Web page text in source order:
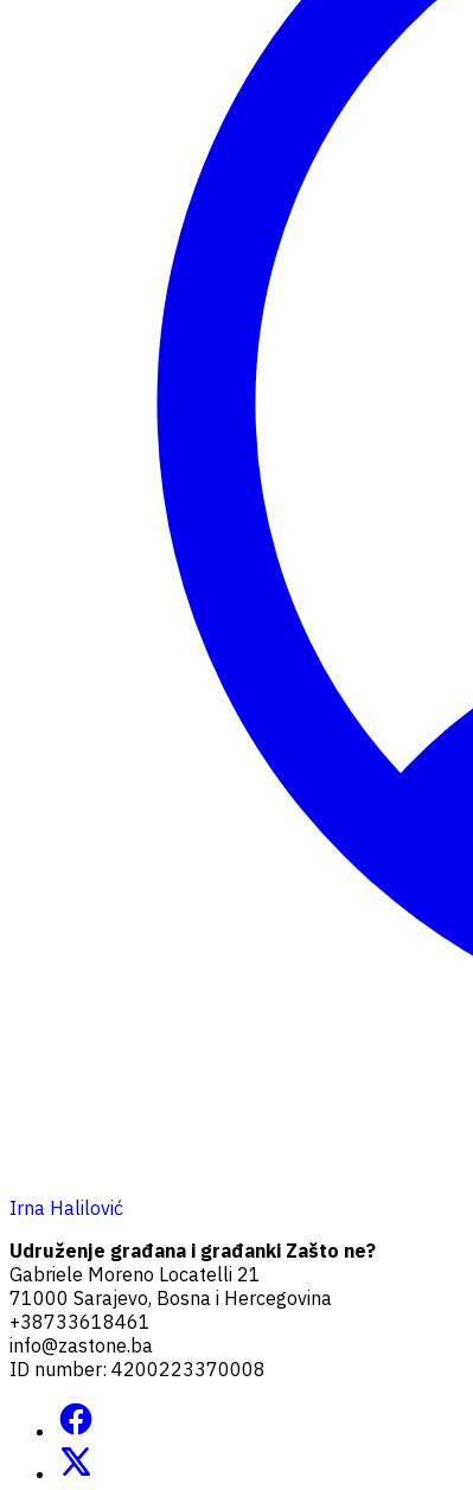
Irna Halilović
Udruženje građana i građanki Zašto ne?
Gabriele Moreno Locatelli 21
71000 Sarajevo, Bosna i Hercegovina
+38733618461
info@zastone.ba
ID number: 4200223370008